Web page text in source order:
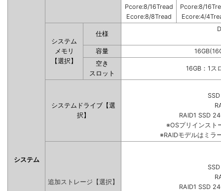
システム
Pcore:8/16Tread
Ecore:8/8Tread
Pcore:8/
Ecore:4/
システム
メモリ
【選択】
仕様
容量
空き
スロット
16GB：1ス
システムドライブ【選
択】
RAID1 SSD
※OSプリインスト
※RAIDモデルはミラ
追加ストレージ【選択】
RAID1 SSD